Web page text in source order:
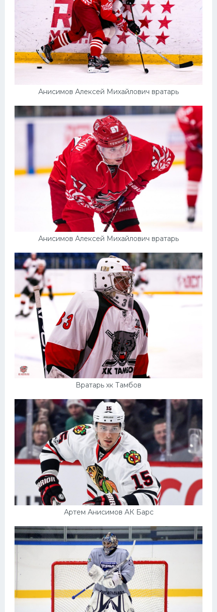
Анисимов Алексей Михайлович вратарь
Анисимов Алексей Михайлович вратарь
Вратарь хк Тамбов
Артем Анисимов АК Барс